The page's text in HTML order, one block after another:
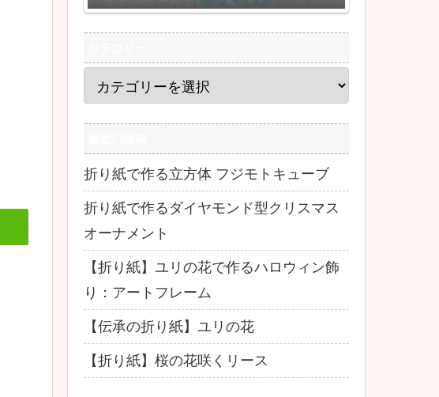
折り紙で作る立方体 フジモトキューブ
折り紙で作るダイヤモンド型クリスマス
オーナメント
【折り紙】ユリの花で作るハロウィン飾
り：アートフレーム
【伝承の折り紙】ユリの花
【折り紙】桜の花咲くリース